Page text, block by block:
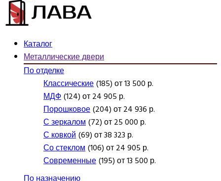
Каталог
Металлические двери
По отделке
Классические(185) от 13 500 р.
МДФ(124) от 24 905 р.
Порошковое(204) от 24 936 р.
С зеркалом(72) от 25 000 р.
С ковкой(69) от 38 323 р.
Со стеклом(106) от 24 905 р.
Современные(195) от 13 500 р.